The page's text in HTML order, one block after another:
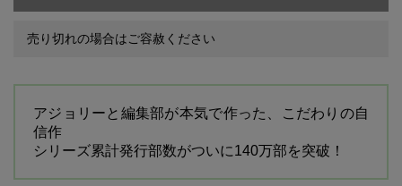
売り切れの場合はご容赦ください
アジョリーと編集部が本気で作った、こだわりの自
信作
シリーズ累計発行部数がついに140万部を突破！